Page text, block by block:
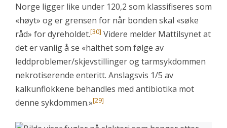
Norge ligger like under 120,2 som klassifiseres som
«høyt» og er grensen for når bonden skal «søke
råd» for dyreholdet.[30] Videre melder Mattilsynet at
det er vanlig å se «halthet som følge av
leddproblemer/skjevstillinger og tarmsykdommen
nekrotiserende enteritt. Anslagsvis 1/5 av
kalkunflokkene behandles med antibiotika mot
denne sykdommen.»[29]